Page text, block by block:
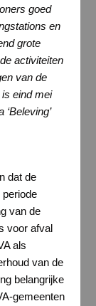
goed
en
grote
activiteiten
van de
eind mei
dat de
van de
voor afval
als
van de
belangrijke
gemeenten